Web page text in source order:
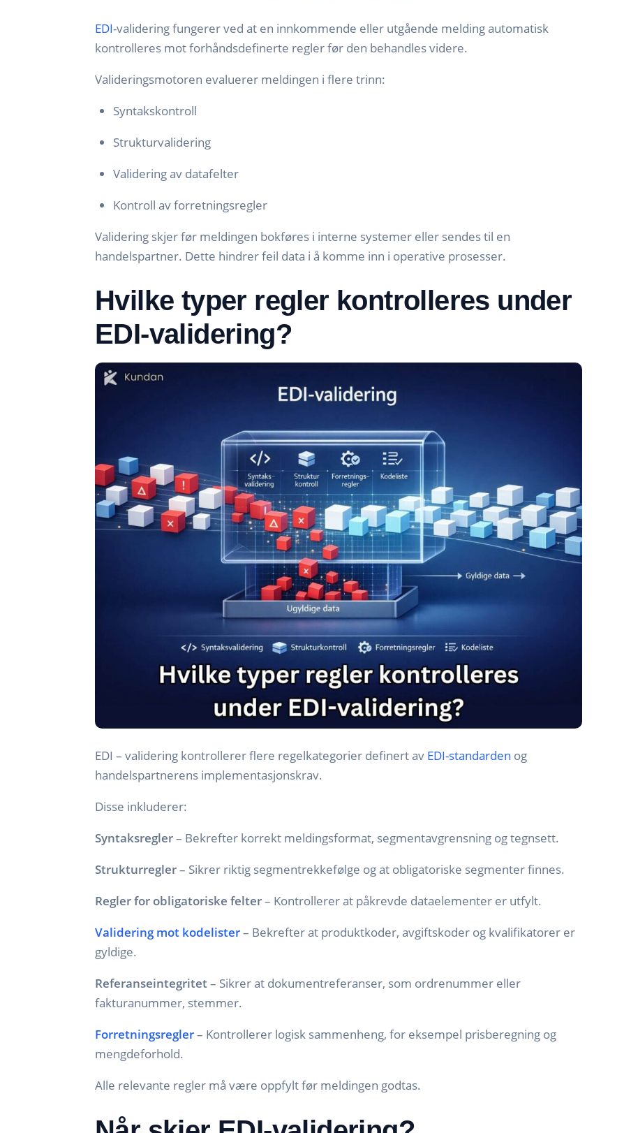
EDI-validering fungerer ved at en innkommende eller utgående melding automatisk
kontrolleres mot forhåndsdefinerte regler før den behandles videre.
Valideringsmotoren evaluerer meldingen i flere trinn:
Syntakskontroll
Strukturvalidering
Validering av datafelter
Kontroll av forretningsregler
Validering skjer før meldingen bokføres i interne systemer eller sendes til en
handelspartner. Dette hindrer feil data i å komme inn i operative prosesser.
Hvilke typer regler kontrolleres under
EDI-validering?
EDI – validering kontrollerer flere regelkategorier definert av EDI-standarden og
handelspartnerens implementasjonskrav.
Disse inkluderer:
Syntaksregler– Bekrefter korrekt meldingsformat, segmentavgrensning og tegnsett.
Strukturregler– Sikrer riktig segmentrekkefølge og at obligatoriske segmenter finnes.
Regler for obligatoriske felter– Kontrollerer at påkrevde dataelementer er utfylt.
Validering mot kodelister– Bekrefter at produktkoder, avgiftskoder og kvalifikatorer er
gyldige.
Referanseintegritet– Sikrer at dokumentreferanser, som ordrenummer eller
fakturanummer, stemmer.
Forretningsregler– Kontrollerer logisk sammenheng, for eksempel prisberegning og
mengdeforhold.
Alle relevante regler må være oppfylt før meldingen godtas.